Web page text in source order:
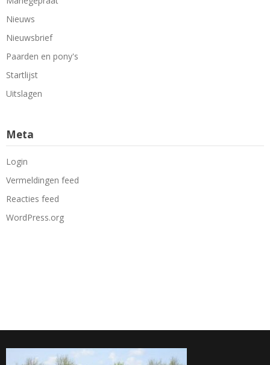
Nieuws
Nieuwsbrief
Paarden en pony's
Startlijst
Uitslagen
Meta
Login
Vermeldingen feed
Reacties feed
WordPress.org